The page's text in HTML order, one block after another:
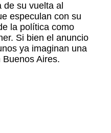
su vuelta al
especulan con su
la política como
Si bien el anuncio
ya imaginan una
Aires.